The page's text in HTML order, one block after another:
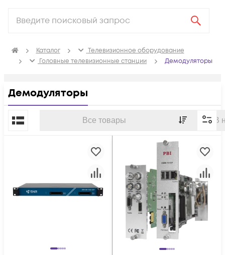
Каталог
Телевизионное оборудование
Головные телевизионные станции
Демодуляторы
Демодуляторы
Все товары В
По популярности